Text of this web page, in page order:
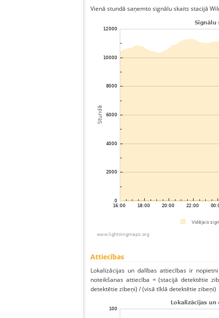
Vienā stundā saņemto signālu skaits stacijā
Attiecības
Lokalizācijas un dalības attiecības ir
noteikšanas attiecība = (stacijā detektētie
detektētie zibeņi) / (visā tīklā detektētie zibeņi)